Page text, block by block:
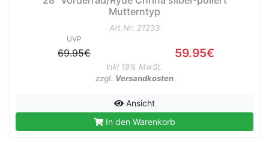
Mutterntyp
Art.Nr: 21233
UVP
69.95€ 59.95€
Inkl 19% MwSt.
zzgl. Versandkosten
Ansicht
In den Warenkorb